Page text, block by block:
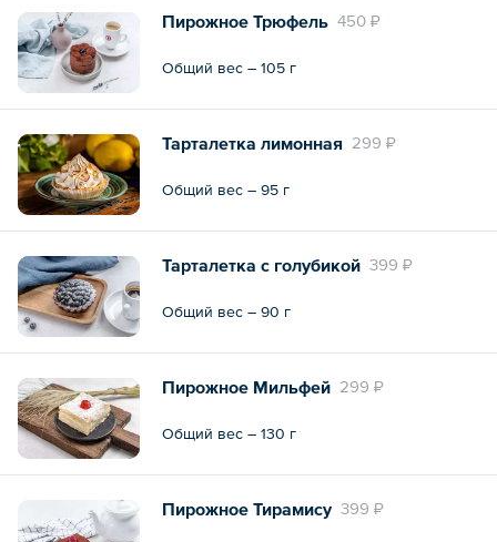
450 ₽
Пирожное Трюфель
Общий вес – 105 г
299 ₽
Тарталетка лимонная
Общий вес – 95 г
399 ₽
Тарталетка c голубикой
Общий вес – 90 г
299 ₽
Пирожное Мильфей
Общий вес – 130 г
399 ₽
Пирожное Тирамису